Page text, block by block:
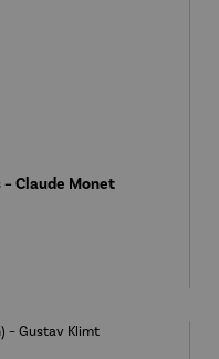
Claude Monet
Preis: